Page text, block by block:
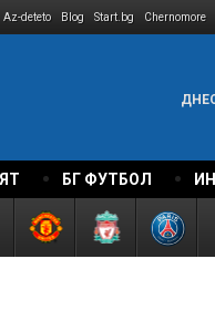
Az-deteto Blog Start.bg Chernomore
БГ ФУТБОЛ